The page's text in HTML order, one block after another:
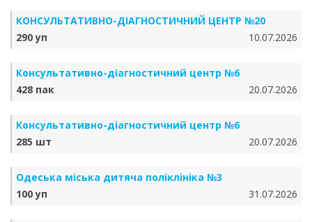
КОНСУЛЬТАТИВНО-ДІАГНОСТИЧНИЙ ЦЕНТР №20
290 уп
10.07.2026
Консультативно-діагностичний центр №6
428 пак
20.07.2026
Консультативно-діагностичний центр №6
285 шт
20.07.2026
Одеська міська дитяча поліклініка №3
100 уп
31.07.2026